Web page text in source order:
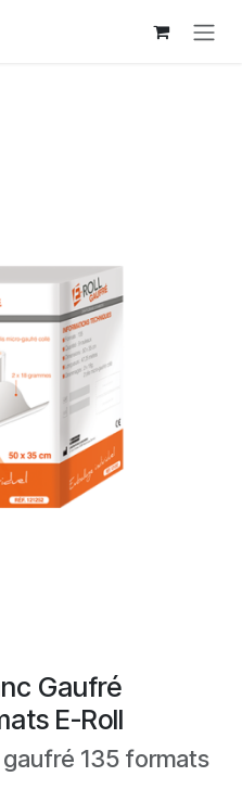
Gaufré
E-Roll
135 formats